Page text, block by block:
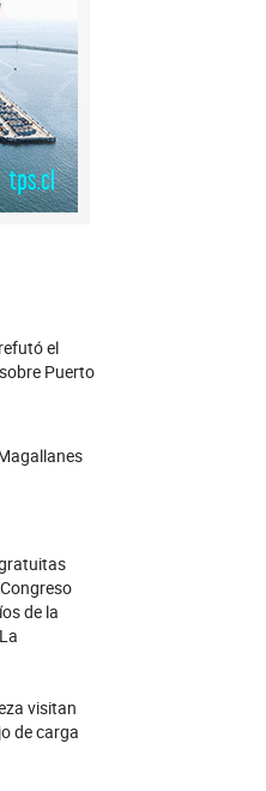
el
Puerto
de la
visitan
de carga